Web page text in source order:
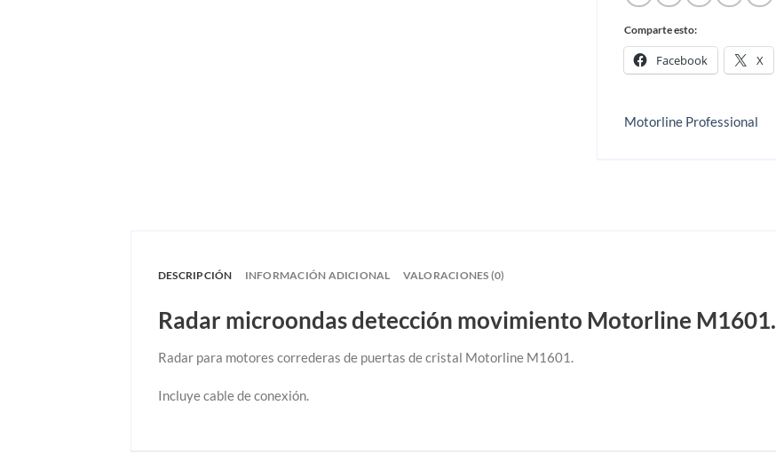
Comparte esto:
Facebook X
Motorline Professional
DESCRIPCIÓN INFORMACIÓN ADICIONAL VALORACIONES (0)
Radar microondas detección movimiento Motorline M1601.
Radar para motores correderas de puertas de cristal Motorline M1601.
Incluye cable de conexión.